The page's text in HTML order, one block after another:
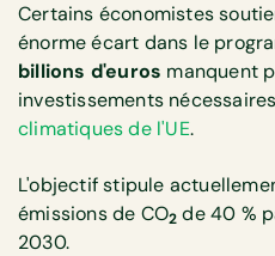
Certains économistes
énorme écart dans le
billions d'euros manquent
investissements
climatiques de l'UE.
L'objectif stipule
émissions de CO2 de 40 %
2030.